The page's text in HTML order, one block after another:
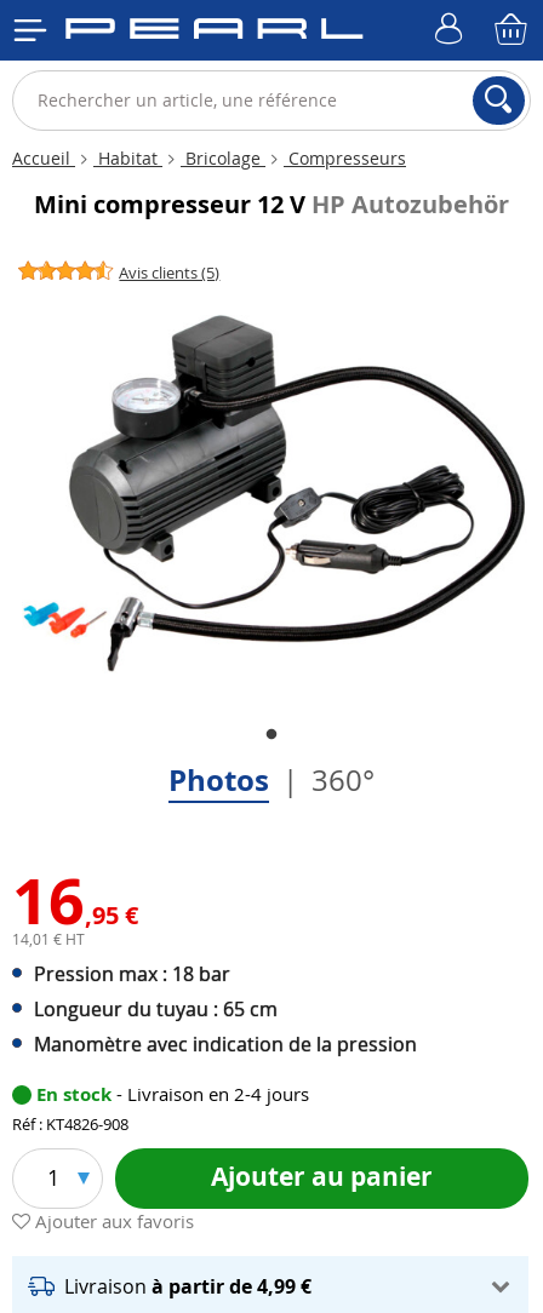
Accueil Habitat Bricolage Compresseurs
Mini compresseur 12 V HP Autozubehör
Avis clients (5)
Photos 360°
16,95 €
14,01 € HT
Pression max : 18 bar
Longueur du tuyau : 65 cm
Manomètre avec indication de la pression
En stock - Livraison en 2-4 jours
Réf : KT4826-908
1 Ajouter au panier
Ajouter aux favoris
Livraison à partir de 4,99 €